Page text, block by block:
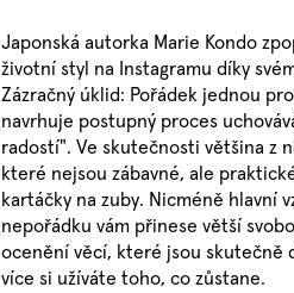
Japonská autorka Marie Kondo
životní styl na Instagramu díky
Zázračný úklid: Pořádek jednou
navrhuje postupný proces
radostí". Ve skutečnosti většina z
které nejsou zábavné, ale
kartáčky na zuby. Nicméně hlavní
nepořádku vám přinese větší
ocenění věcí, které jsou skutečně
více si užíváte toho, co zůstane.